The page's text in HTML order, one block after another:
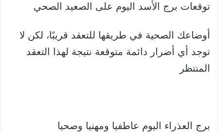
توقعات برج الأسد اليوم على الصعيد الصحي
أوضاعك الصحية في طريقها للتعقد قريبًا، لكن لا
توجد أي أضرار دائمة متوقعة نتيجة لهذا التعقد
المنتظر
برج العذراء اليوم عاطفيا ومهنيا وصحيا